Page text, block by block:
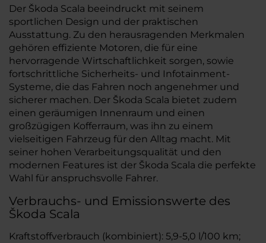
Der Škoda Scala beeindruckt mit seinem
sportlichen Design und der praktischen
Ausstattung. Zu den herausragenden Merkmalen
gehören effiziente Motoren, die für eine
hervorragende Wirtschaftlichkeit sorgen, sowie
fortschrittliche Sicherheits- und Infotainment-
Systeme, die das Fahren noch angenehmer und
sicherer machen. Der Škoda Scala bietet zudem
einen geräumigen Innenraum und einen
großzügigen Kofferraum, was ihn zu einem
vielseitigen Fahrzeug für den Alltag macht. Mit
seiner hohen Verarbeitungsqualität und den
modernen Features ist der Škoda Scala die perfekte
Wahl für anspruchsvolle Fahrer.
Verbrauchs- und Emissionswerte des
Škoda Scala
Kraftstoffverbrauch (kombiniert): 5,9-5,0 l/100 km;